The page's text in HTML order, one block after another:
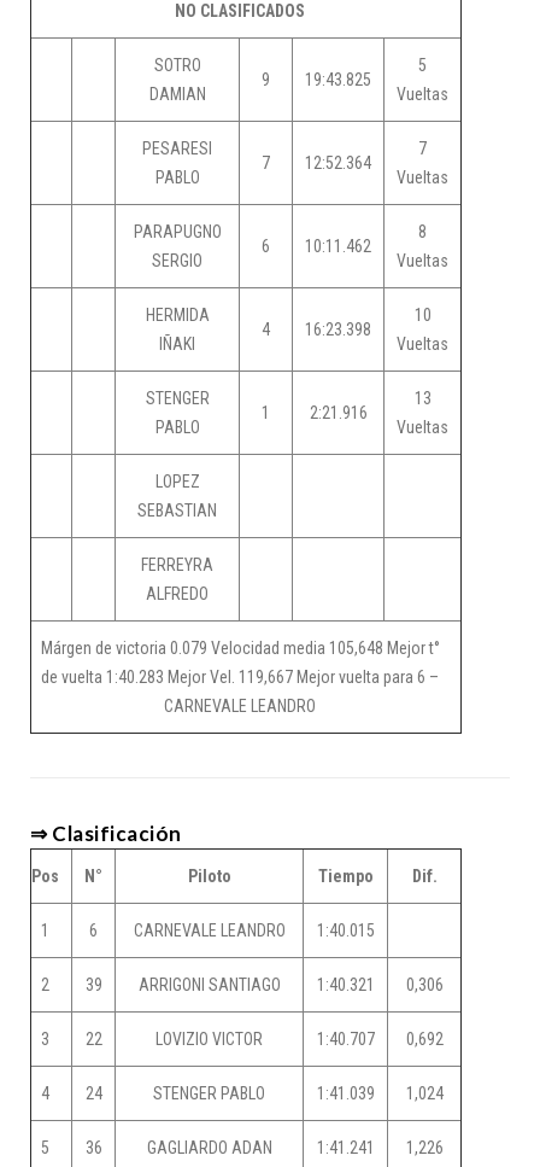
NO CLASIFICADOS
SOTRO
DAMIAN
9 19:43.825
5
Vueltas
PESARESI
PABLO
7 12:52.364
7
Vueltas
PARAPUGNO
SERGIO
6 10:11.462
8
Vueltas
HERMIDA
IÑAKI
4 16:23.398
10
Vueltas
STENGER
PABLO
1 2:21.916
13
Vueltas
LOPEZ
SEBASTIAN
FERREYRA
ALFREDO
Márgen de victoria 0.079 Velocidad media 105,648 Mejor t°
de vuelta 1:40.283 Mejor Vel. 119,667 Mejor vuelta para 6 –
CARNEVALE LEANDRO
⇒ Clasificación
Pos N° Piloto Tiempo Dif.
1 6 CARNEVALE LEANDRO 1:40.015
2 39 ARRIGONI SANTIAGO 1:40.321 0,306
3 22 LOVIZIO VICTOR 1:40.707 0,692
4 24 STENGER PABLO 1:41.039 1,024
5 36 GAGLIARDO ADAN 1:41.241 1,226